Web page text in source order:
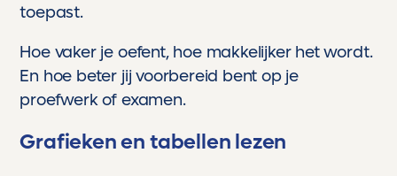
toepast.
Hoe vaker je oefent, hoe makkelijker het wordt.
En hoe beter jij voorbereid bent op je
proefwerk of examen.
Grafieken en tabellen lezen